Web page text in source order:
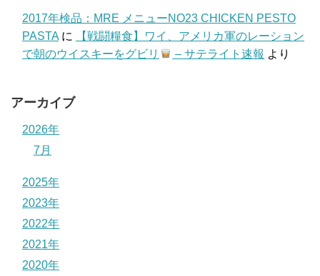
2017年検品：MRE メニューNO23 CHICKEN PESTO
PASTA に
【戦闘糧食】ワイ、アメリカ軍のレーション
で朝のウイスキーをグビリ
– サテライト速報 より
アーカイブ
2026年
7月
2025年
2023年
2022年
2021年
2020年